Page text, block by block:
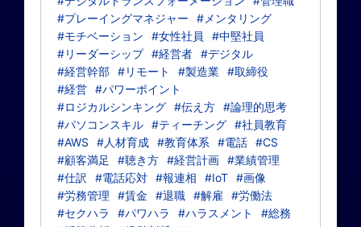
#プレーイングマネジャー
#メンタリング
#モチベーション
#女性社員
#中堅社員
#リーダーシップ #経営者 #デジタル
#経営幹部 #リモート #製造業 #取締役
#経営 #パワーポイント
#ロジカルシンキング #伝え方 #論理的思考
#パソコンスキル #ティーチング #社員教育
#AWS
#人材育成 #教育体系 #電話 #CS
#顧客満足
#聴き方 #経営計画 #業績管理
#仕訳
#電話応対 #報連相 #IoT #画像
#労務管理
#賃金 #退職 #解雇
#労働法
#セクハラ
#パワハラ #ハラスメント
#総務